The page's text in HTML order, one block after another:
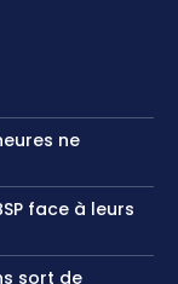
ne
face à leurs
sort de